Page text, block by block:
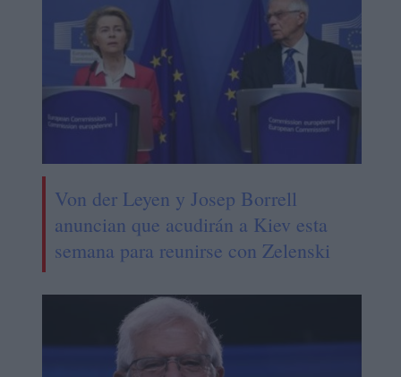
Von der Leyen y Josep Borrell
anuncian que acudirán a Kiev esta
semana para reunirse con Zelenski